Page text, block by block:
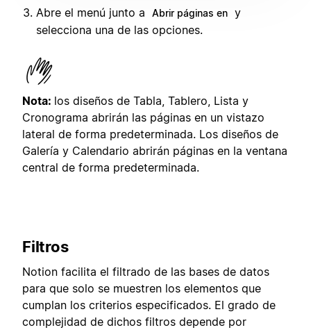
Abre el menú junto a
Abrir páginas en y
selecciona una de las opciones.
Nota: los diseños de Tabla, Tablero, Lista y
Cronograma abrirán las páginas en un vistazo
lateral de forma predeterminada. Los diseños de
Galería y Calendario abrirán páginas en la ventana
central de forma predeterminada.
Filtros
Notion facilita el filtrado de las bases de datos
para que solo se muestren los elementos que
cumplan los criterios especificados. El grado de
complejidad de dichos filtros depende por